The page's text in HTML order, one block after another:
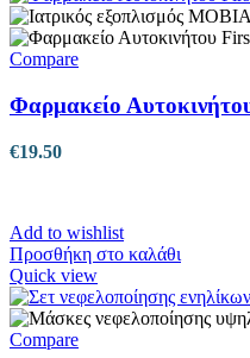
Compare
Φαρμακείο
€19.50
Add to wishlist
Προσθήκη στο καλάθι
Quick view
Compare